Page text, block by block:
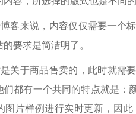
来说，内容仅仅需要一个标
要求是简洁明了。
于商品售卖的，此时就需要
们都有一个共同的特点就是：
图片样例进行实时更新，因